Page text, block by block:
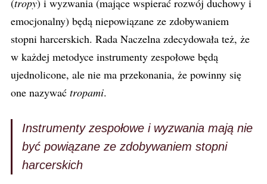
(tropy) i wyzwania (mające wspierać rozwój duchowy i
emocjonalny) będą niepowiązane ze zdobywaniem
stopni harcerskich. Rada Naczelna zdecydowała też, że
w każdej metodyce instrumenty zespołowe będą
ujednolicone, ale nie ma przekonania, że powinny się
one nazywać tropami.
Instrumenty zespołowe i wyzwania mają nie
być powiązane ze zdobywaniem stopni
harcerskich